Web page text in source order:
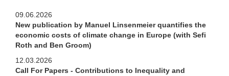
09.06.2026
New publication by Manuel Linsenmeier quantifies the
economic costs of climate change in Europe (with Sefi
Roth and Ben Groom)
12.03.2026
Call For Papers - Contributions to Inequality and